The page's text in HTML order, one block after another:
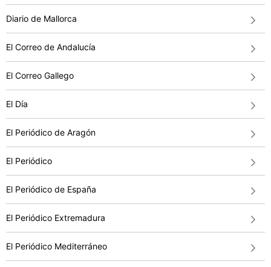
Diario de Mallorca
El Correo de Andalucía
El Correo Gallego
El Día
El Periódico de Aragón
El Periódico
El Periódico de España
El Periódico Extremadura
El Periódico Mediterráneo